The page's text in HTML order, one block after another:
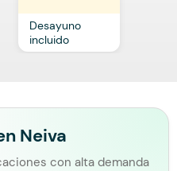
Desayuno
incluido
Neiva
con alta demanda